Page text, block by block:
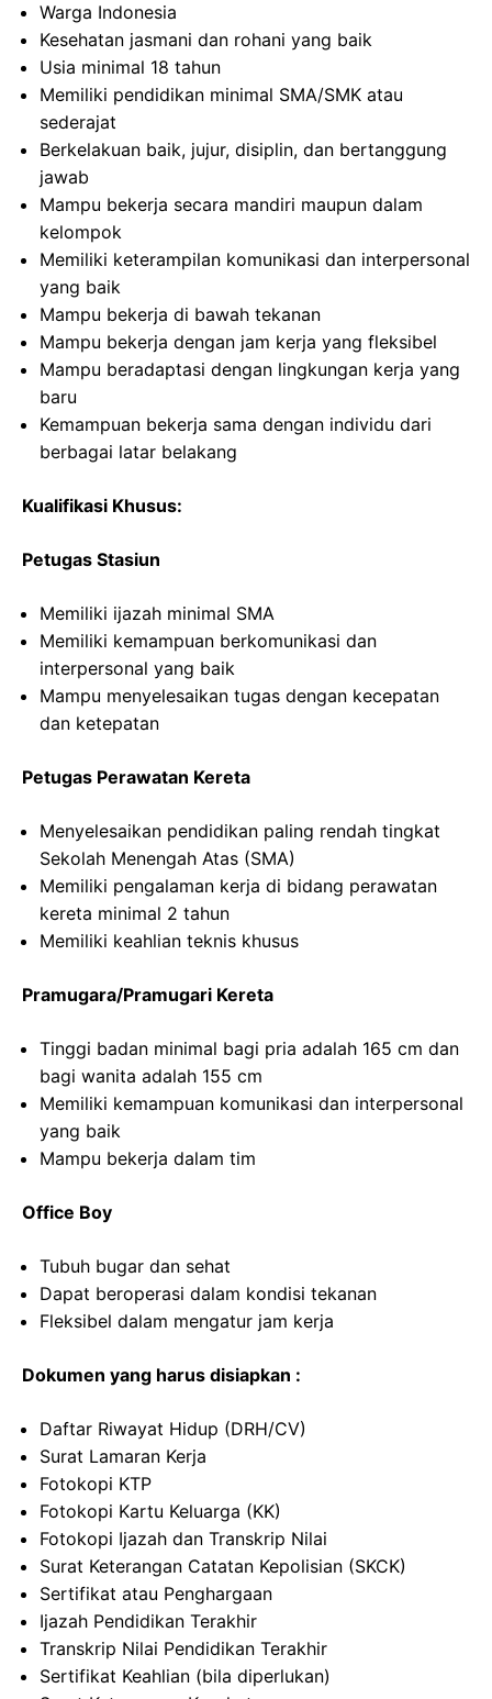
Warga Indonesia
Kesehatan jasmani dan rohani yang baik
Usia minimal 18 tahun
Memiliki pendidikan minimal SMA/SMK atau
sederajat
Berkelakuan baik, jujur, disiplin, dan bertanggung
jawab
Mampu bekerja secara mandiri maupun dalam
kelompok
Memiliki keterampilan komunikasi dan interpersonal
yang baik
Mampu bekerja di bawah tekanan
Mampu bekerja dengan jam kerja yang fleksibel
Mampu beradaptasi dengan lingkungan kerja yang
baru
Kemampuan bekerja sama dengan individu dari
berbagai latar belakang
Kualifikasi Khusus:
Petugas Stasiun
Memiliki ijazah minimal SMA
Memiliki kemampuan berkomunikasi dan
interpersonal yang baik
Mampu menyelesaikan tugas dengan kecepatan
dan ketepatan
Petugas Perawatan Kereta
Menyelesaikan pendidikan paling rendah tingkat
Sekolah Menengah Atas (SMA)
Memiliki pengalaman kerja di bidang perawatan
kereta minimal 2 tahun
Memiliki keahlian teknis khusus
Pramugara/Pramugari Kereta
Tinggi badan minimal bagi pria adalah 165 cm dan
bagi wanita adalah 155 cm
Memiliki kemampuan komunikasi dan interpersonal
yang baik
Mampu bekerja dalam tim
Office Boy
Tubuh bugar dan sehat
Dapat beroperasi dalam kondisi tekanan
Fleksibel dalam mengatur jam kerja
Dokumen yang harus disiapkan :
Daftar Riwayat Hidup (DRH/CV)
Surat Lamaran Kerja
Fotokopi KTP
Fotokopi Kartu Keluarga (KK)
Fotokopi Ijazah dan Transkrip Nilai
Surat Keterangan Catatan Kepolisian (SKCK)
Sertifikat atau Penghargaan
Ijazah Pendidikan Terakhir
Transkrip Nilai Pendidikan Terakhir
Sertifikat Keahlian (bila diperlukan)